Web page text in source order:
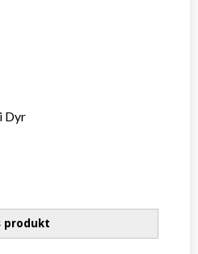
Dyr
produkt